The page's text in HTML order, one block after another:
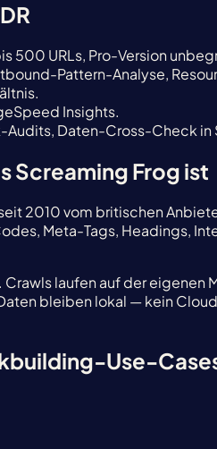
500 URLs, Pro-Version
Pattern-Analyse,
Insights.
Daten-Cross-Check
Screaming Frog ist
2010 vom britischen
Meta-Tags, Headings,
laufen auf der
bleiben lokal — kein
Use-